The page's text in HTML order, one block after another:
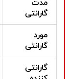
مدت
گارانتی
مورد
گارانتی
گارانتی